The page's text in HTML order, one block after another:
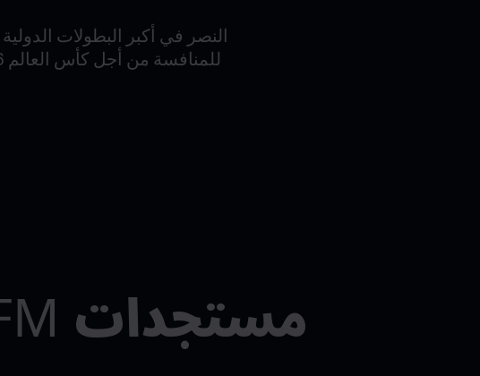
النصر في أكبر البطولات
مستجدات FM